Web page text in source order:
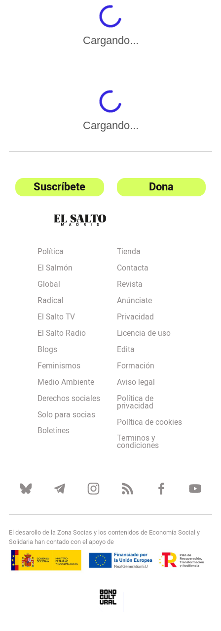
Cargando...
Cargando...
Suscríbete Dona
Política
El Salmón
Global
Radical
El Salto TV
El Salto Radio
Blogs
Feminismos
Medio Ambiente
Derechos sociales
Solo para socias
Boletines
Tienda
Contacta
Revista
Anúnciate
Privacidad
Licencia de uso
Edita
Formación
Aviso legal
Política de
privacidad
Política de cookies
Terminos y
condiciones
El desarollo de la Zona Socias y los contenidos de Economía Social y
Solidaria han contado con el apoyo de